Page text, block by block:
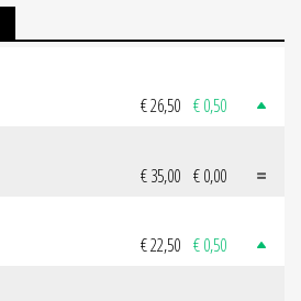
€ 26,50 € 0,50
€ 35,00 € 0,00
€ 22,50 € 0,50